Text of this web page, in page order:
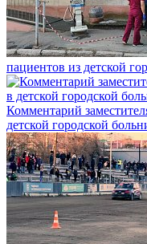
пациентов из детской
Комментарий
детской городской